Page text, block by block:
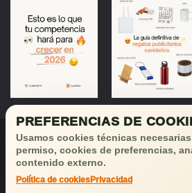
PREFERENCIAS DE
Usamos cookies técnicas
permiso, cookies de preferencias,
contenido externo.
Política de cookies Privacidad